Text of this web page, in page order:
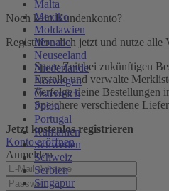
Malta
Mexiko
Moldawien
Monaco
Neuseeland
Niederlande
Norwegen
Österreich
Polen
Portugal
Rumänien
Schweden
Schweiz
Serbien
Singapur
Noch kein Kundenkonto?
Registriere dich jetzt und nutze alle
Spare Zeit bei zukünftigen
Erstelle und verwalte
Verfolge deine Bestellungen
Speichere verschiedene
Jetzt kostenlos registrieren
Konto eröffnen
Anmelden